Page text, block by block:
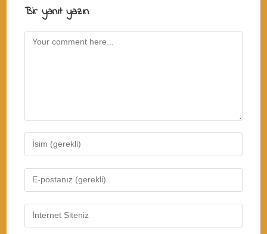
Bir yanıt yazın
Comment
Enter
your
name
comment
Enter
your
email
address
Enter
your